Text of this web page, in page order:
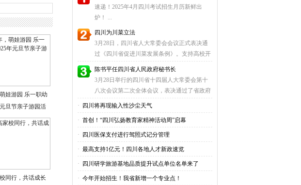
娃游园 乐一职幼
旦节亲子游园活
同行，共话成长
速递！2025年4月四川考试招生月历新鲜出
炉！ ...
四川为川菜立法
3月28日，四川省人大常委会会议正式表决通
过《四川省促进川菜发展条例》。支持高校开
陈书平任四川省人民政府秘书长
3月28日举行的四川省十四届人大常委会第十
八次会议第二次全体会议，表决通过了省政府
省长施小琳向 ...
· 四川将再现输入性沙尘天气
· 首创！“四川弘扬教育家精神活动周”启幕
· 四川医保支付进行驾照式记分管理
· 最高支持1亿元！四川各地人才新政速览
· 四川研学旅游基地品质提升试点单位名单来了
· 今年开始招生！我省新增一个专业点！